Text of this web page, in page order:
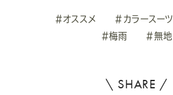
#オススメ #カラースーツ
#梅雨
#無地
\ SHARE /